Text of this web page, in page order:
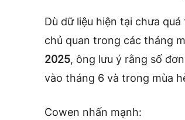
Dù dữ liệu hiện tại chưa
chủ quan trong các tháng
2025, ông lưu ý rằng số
vào tháng 6 và trong mùa
Cowen nhấn mạnh: